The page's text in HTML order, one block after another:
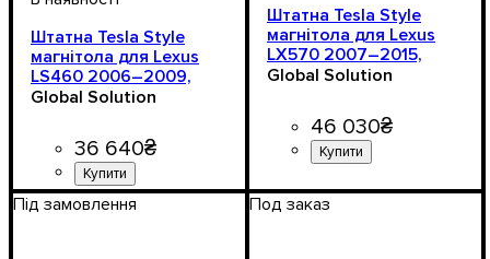
Штатна Tesla Style
магнітола для Lexus
LS460 2006–2009,
Android 11
Global Solution
36 640₴
Штатна Tesla Style
магнітола для Lexus
LX570 2007–2015,
Android 11
Global Solution
46 030₴
Під замовлення Под заказ